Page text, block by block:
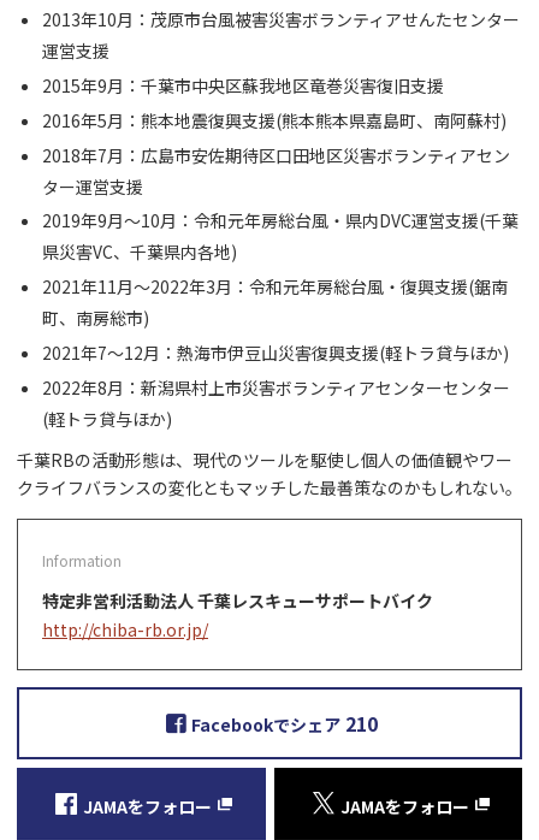
2013年10月：茂原市台風被害災害ボランティアせんたセンター
運営支援
2015年9月：千葉市中央区蘇我地区竜巻災害復旧支援
2016年5月：熊本地震復興支援(熊本熊本県嘉島町、南阿蘇村)
2018年7月：広島市安佐期待区口田地区災害ボランティアセン
ター運営支援
2019年9月～10月：令和元年房総台風・県内DVC運営支援(千葉
県災害VC、千葉県内各地)
2021年11月～2022年3月：令和元年房総台風・復興支援(鋸南
町、南房総市)
2021年7～12月：熱海市伊豆山災害復興支援(軽トラ貸与ほか)
2022年8月：新潟県村上市災害ボランティアセンターセンター
(軽トラ貸与ほか)
千葉RBの活動形態は、現代のツールを駆使し個人の価値観やワー
クライフバランスの変化ともマッチした最善策なのかもしれない。
特定非営利活動法人 千葉レスキューサポートバイク
http://chiba-rb.or.jp/
Facebookでシェア 210
JAMAをフォロー JAMAをフォロー